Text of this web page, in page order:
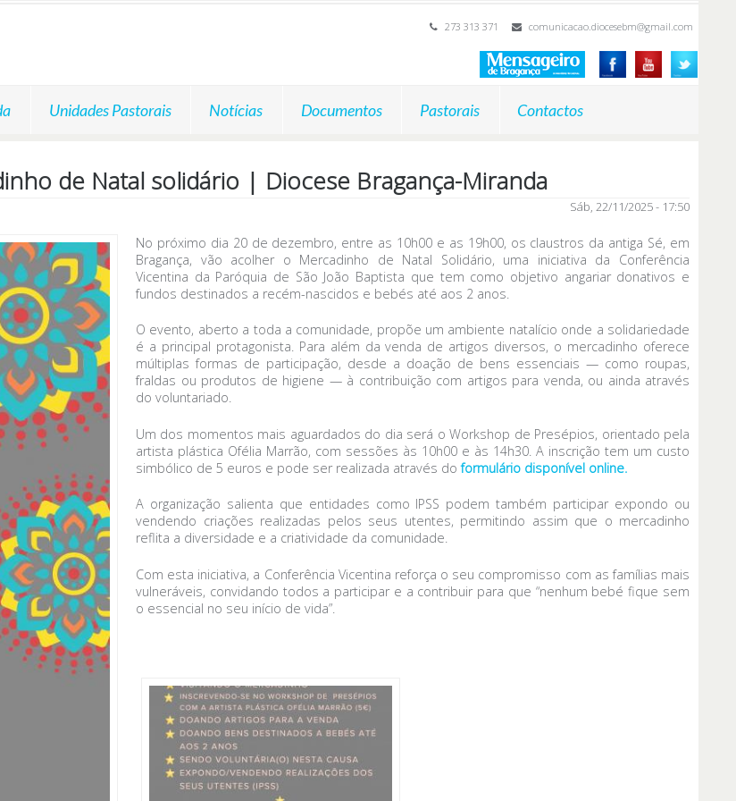
273 313 371 comunicacao.diocesebm@gmail.com
Unidades Pastorais Notícias Documentos Pastorais Contactos
de Natal solidário | Diocese Bragança-Miranda
Sáb, 22/11/2025 - 17:50
No próximo dia 20 de dezembro, entre as 10h00 e as 19h00, os claustros da antiga Sé, em
Bragança, vão acolher o Mercadinho de Natal Solidário, uma iniciativa da Conferência
Vicentina da Paróquia de São João Baptista que tem como objetivo angariar donativos e
fundos destinados a recém-nascidos e bebés até aos 2 anos.
O evento, aberto a toda a comunidade, propõe um ambiente natalício onde a solidariedade
é a principal protagonista. Para além da venda de artigos diversos, o mercadinho oferece
múltiplas formas de participação, desde a doação de bens essenciais — como roupas,
fraldas ou produtos de higiene — à contribuição com artigos para venda, ou ainda através
do voluntariado.
Um dos momentos mais aguardados do dia será o Workshop de Presépios, orientado pela
artista plástica Ofélia Marrão, com sessões às 10h00 e às 14h30. A inscrição tem um custo
simbólico de 5 euros e pode ser realizada através do formulário disponível online.
A organização salienta que entidades como IPSS podem também participar expondo ou
vendendo criações realizadas pelos seus utentes, permitindo assim que o mercadinho
reflita a diversidade e a criatividade da comunidade.
Com esta iniciativa, a Conferência Vicentina reforça o seu compromisso com as famílias mais
vulneráveis, convidando todos a participar e a contribuir para que “nenhum bebé fique sem
o essencial no seu início de vida”.